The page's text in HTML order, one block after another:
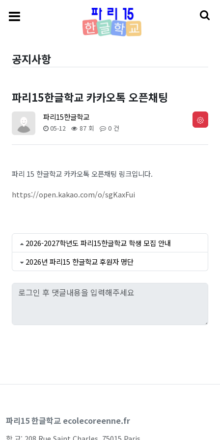
공지사항
파리15한글학교 카카오톡 오픈채팅
파리15한글학교
05-12 87 회 0 건
파리 15 한글학교 카카오톡 오픈채팅 링크입니다.
https://open.kakao.com/o/sgKaxFui
2026-2027학년도 파리15한글학교 학생 모집 안내
2026년 파리15 한글학교 후원자 명단
파리15 한글학교 ecolecoreenne.fr